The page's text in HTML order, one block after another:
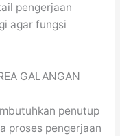
pengerjaan
agar fungsi
GALANGAN
penutup
proses pengerjaan